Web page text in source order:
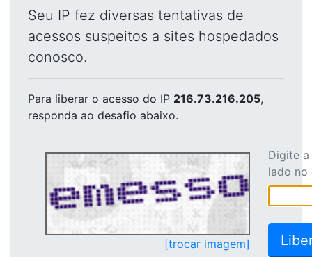
Seu IP fez diversas tentativas de
acessos suspeitos a sites hospedados
conosco.
Para liberar o acesso do IP 216.73.216.205,
responda ao desafio abaixo.
[trocar imagem]
Digite
lado no